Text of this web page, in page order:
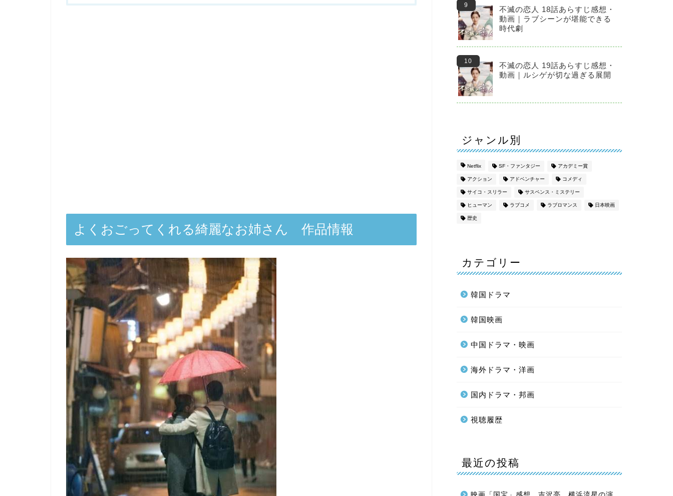
よくおごってくれる綺麗なお姉さん 作品情報
不滅の恋人 18話あらすじ感想・
動画｜ラブシーンが堪能できる
時代劇
不滅の恋人 19話あらすじ感想・
動画｜ルシゲが切な過ぎる展開
ジャンル別
Netflix SF・ファンタジー アカデミー賞
アクション アドベンチャー コメディ
サイコ・スリラー サスペンス・ミステリー
ヒューマン ラブコメ ラブロマンス 日本映画
歴史
カテゴリー
韓国ドラマ
韓国映画
中国ドラマ・映画
海外ドラマ・洋画
国内ドラマ・邦画
視聴履歴
最近の投稿